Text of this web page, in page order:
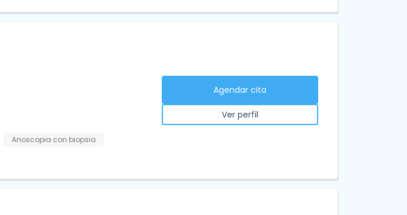
Anoscopia con biopsia
Agendar cita
Ver perfil